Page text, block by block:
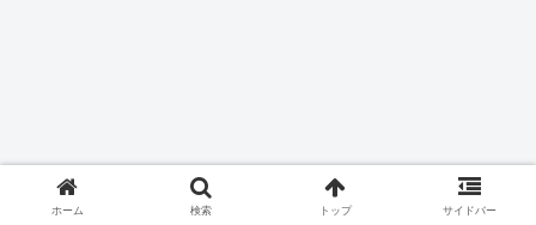
ホーム 検索 トップ サイドバー